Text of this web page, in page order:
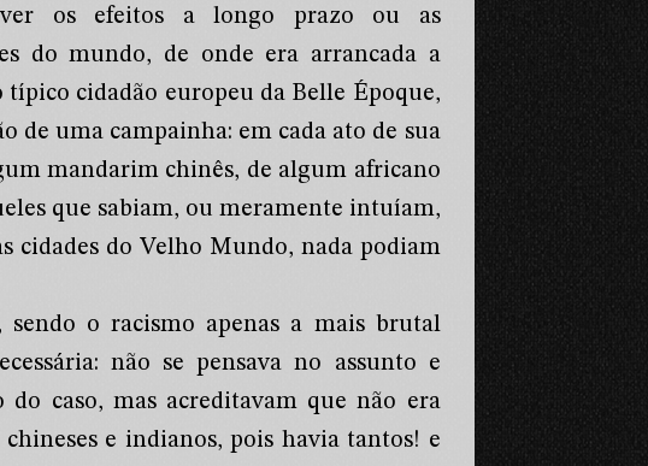
ver os efeitos a longo prazo ou as
do mundo, de onde era arrancada a
cidadão europeu da Belle Époque,
de uma campainha: em cada ato de sua
mandarim chinês, de algum africano
que sabiam, ou meramente intuíam,
cidades do Velho Mundo, nada podiam
sendo o racismo apenas a mais brutal
não se pensava no assunto e
caso, mas acreditavam que não era
e indianos, pois havia tantos! e